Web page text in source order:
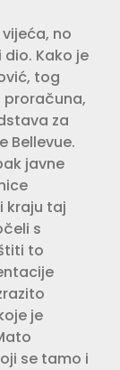
no
Kako je
tog
proračuna,
za
Bellevue.
javne
kraju taj
s
to
je
se tamo i